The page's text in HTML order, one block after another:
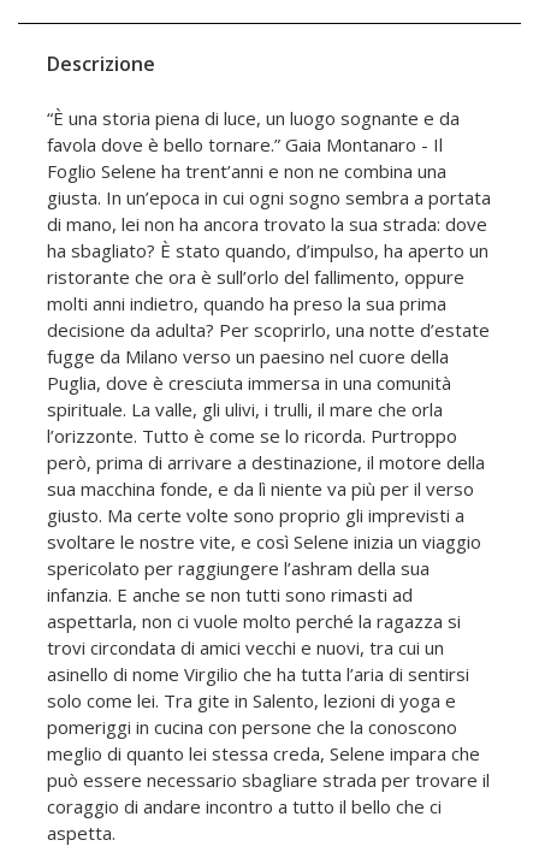
Descrizione
“È una storia piena di luce, un luogo sognante e da
favola dove è bello tornare.” Gaia Montanaro - Il
Foglio Selene ha trent’anni e non ne combina una
giusta. In un’epoca in cui ogni sogno sembra a portata
di mano, lei non ha ancora trovato la sua strada: dove
ha sbagliato? È stato quando, d’impulso, ha aperto un
ristorante che ora è sull’orlo del fallimento, oppure
molti anni indietro, quando ha preso la sua prima
decisione da adulta? Per scoprirlo, una notte d’estate
fugge da Milano verso un paesino nel cuore della
Puglia, dove è cresciuta immersa in una comunità
spirituale. La valle, gli ulivi, i trulli, il mare che orla
l’orizzonte. Tutto è come se lo ricorda. Purtroppo
però, prima di arrivare a destinazione, il motore della
sua macchina fonde, e da lì niente va più per il verso
giusto. Ma certe volte sono proprio gli imprevisti a
svoltare le nostre vite, e così Selene inizia un viaggio
spericolato per raggiungere l’ashram della sua
infanzia. E anche se non tutti sono rimasti ad
aspettarla, non ci vuole molto perché la ragazza si
trovi circondata di amici vecchi e nuovi, tra cui un
asinello di nome Virgilio che ha tutta l’aria di sentirsi
solo come lei. Tra gite in Salento, lezioni di yoga e
pomeriggi in cucina con persone che la conoscono
meglio di quanto lei stessa cre­da, Selene impara che
può essere necessario sbagliare strada per trovare il
coraggio di andare incontro a tutto il bello che ci
aspetta.